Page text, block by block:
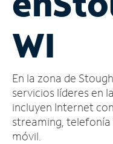
cuenta
Encuentra
tienda
WI
En la zona de
servicios líderes en
incluyen Internet
streaming,
móvil.